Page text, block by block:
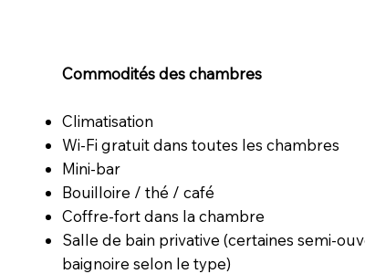
Commodités des chambres
Climatisation
Wi-Fi gratuit dans toutes les chambres
Mini-bar
Bouilloire / thé / café
Coffre-fort dans la chambre
Salle de bain privative (certaines semi-
baignoire selon le type)